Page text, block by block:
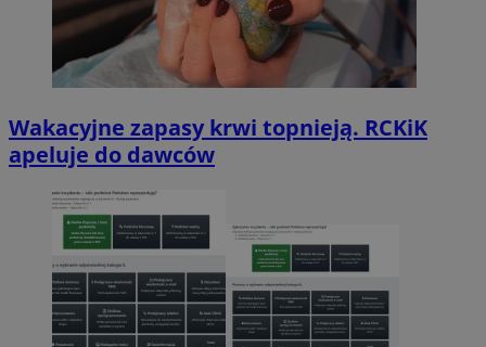
Wakacyjne zapasy krwi topnieją. RCKiK
apeluje do dawców